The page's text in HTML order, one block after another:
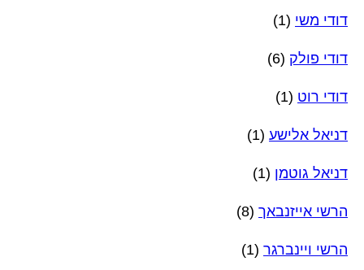
דודי משי (1)
דודי פולק (6)
דודי רוט (1)
דניאל אלישע (1)
דניאל גוטמן (1)
הרשי אייזנבאך (8)
הרשי ויינברגר (1)